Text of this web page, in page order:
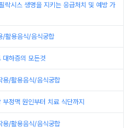
락시스 생명을 지키는 응급처치 및 예방 가
/활용음식/음식궁합
대하증의 모든것
용/활용음식/음식궁합
부정맥 원인부터 치료 식단까지
용/활용음식/음식궁합